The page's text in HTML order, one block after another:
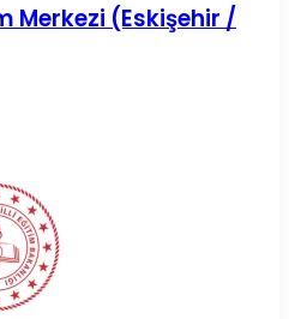
Merkezi (Eskişehir /